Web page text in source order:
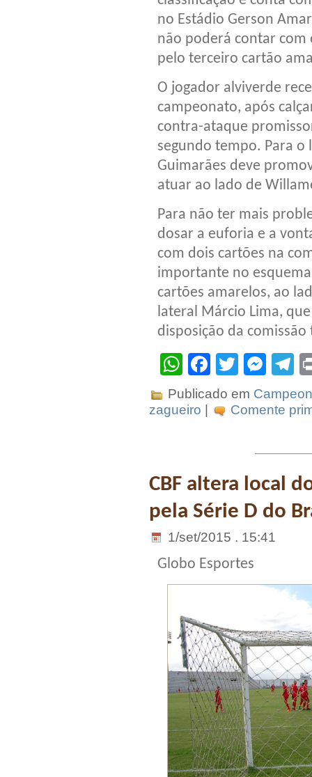
no Estádio Gerson
não poderá contar com
pelo terceiro cartão
O jogador alviverde
campeonato, após
contra-ataque
segundo tempo. Para o
Guimarães deve
atuar ao lado de
Para não ter mais
dosar a euforia e a
com dois cartões na
importante no
cartões amarelos, ao
lateral Márcio Lima,
disposição da comissão
WhatsApp
Facebook
Twitter
Publicado em
zagueiro
Comente
CBF altera local
pela Série D do
1/set/2015 . 15:41
Globo Esportes